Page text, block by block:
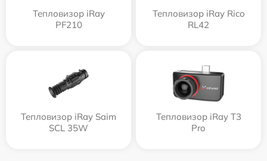
Тепловизор iRay
PF210
Тепловизор iRay Rico
RL42
Тепловизор iRay Saim
SCL 35W
Тепловизор iRay T3
Pro